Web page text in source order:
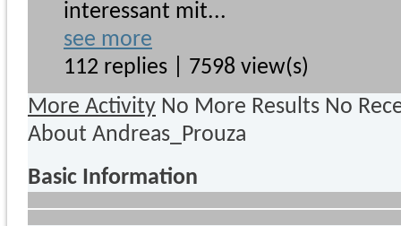
interessant mit...
see more
112 replies | 7598 view(s)
More Activity No More Results No
About Andreas_Prouza
Basic Information